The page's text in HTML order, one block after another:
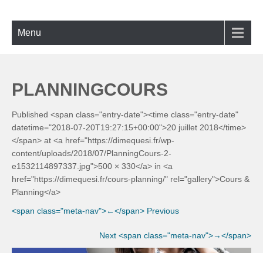
content
ECOLE DE BACHATA, SALSA,
Menu
PLANNINGCOURS
Published <span class="entry-date"><time class="entry-date"
datetime="2018-07-20T19:27:15+00:00">20 juillet 2018</time>
</span> at <a href="https://dimequesi.fr/wp-
content/uploads/2018/07/PlanningCours-2-
e1532114897337.jpg">500 × 330</a> in <a
href="https://dimequesi.fr/cours-planning/" rel="gallery">Cours &
Planning</a>
<span class="meta-nav">←</span> Previous
Next <span class="meta-nav">→</span>